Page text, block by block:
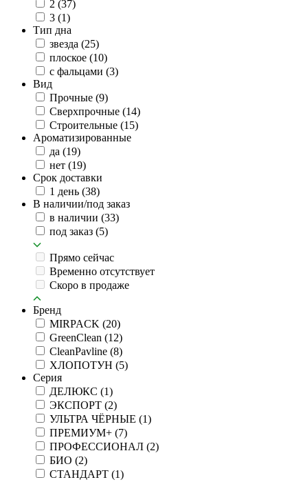
2 (37)
3 (1)
Тип дна
звезда (25)
плоское (10)
с фальцами (3)
Вид
Прочные (9)
Сверхпрочные (14)
Строительные (15)
Ароматизированные
да (19)
нет (19)
Срок доставки
1 день (38)
В наличии/под заказ
в наличии (33)
под заказ (5)
Прямо сейчас
Временно отсутствует
Скоро в продаже
Бренд
MIRPACK (20)
GreenClean (12)
CleanPavline (8)
ХЛОПОТУН (5)
Серия
ДЕЛЮКС (1)
ЭКСПОРТ (2)
УЛЬТРА ЧЁРНЫЕ (1)
ПРЕМИУМ+ (7)
ПРОФЕССИОНАЛ (2)
БИО (2)
СТАНДАРТ (1)